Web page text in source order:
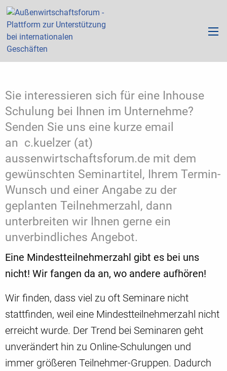
Sie interessieren sich für eine Inhouse
Schulung bei Ihnen im Unternehme?
Senden Sie uns eine kurze email
an c.kuelzer (at)
aussenwirtschaftsforum.de mit dem
gewünschten Seminartitel, Ihrem Termin-
Wunsch und einer Angabe zu der
geplanten Teilnehmerzahl, dann
unterbreiten wir Ihnen gerne ein
unverbindliches Angebot.
Eine Mindestteilnehmerzahl gibt es bei uns
nicht! Wir fangen da an, wo andere aufhören!
Wir finden, dass viel zu oft Seminare nicht
stattfinden, weil eine Mindestteilnehmerzahl nicht
erreicht wurde. Der Trend bei Seminaren geht
unverändert hin zu Online-Schulungen und
immer größeren Teilnehmer-Gruppen. Dadurch